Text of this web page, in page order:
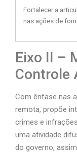
Fortalecer a
nas ações de
Eixo II –
Controle
Com ênfase nas
remota, propõe
crimes e
uma atividade
do governo,